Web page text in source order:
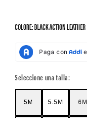
COLORE: BLACK ACTION LEATHER
Color Options
Seleccione una talla:
5M 5.5M 6M